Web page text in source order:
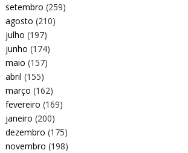
setembro (259)
agosto (210)
julho (197)
junho (174)
maio (157)
abril (155)
março (162)
fevereiro (169)
janeiro (200)
dezembro (175)
novembro (198)